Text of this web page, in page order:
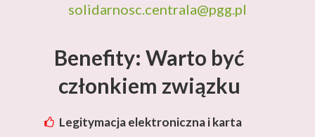
Benefity: Warto być
członkiem związku
Legitymacja elektroniczna i karta
solidarnosc.centrala@pgg.pl